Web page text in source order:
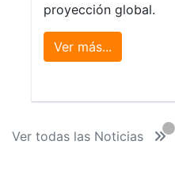
proyección global.
Ver más...
Ver todas las Noticias